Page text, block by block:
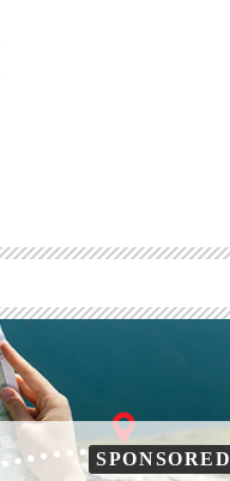
SPONSORED